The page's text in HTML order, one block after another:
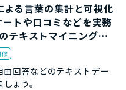
る言葉の集計と可視化
トや口コミなどを実務
テキストマイニング実
修
回答などのテキストデー
ょう。